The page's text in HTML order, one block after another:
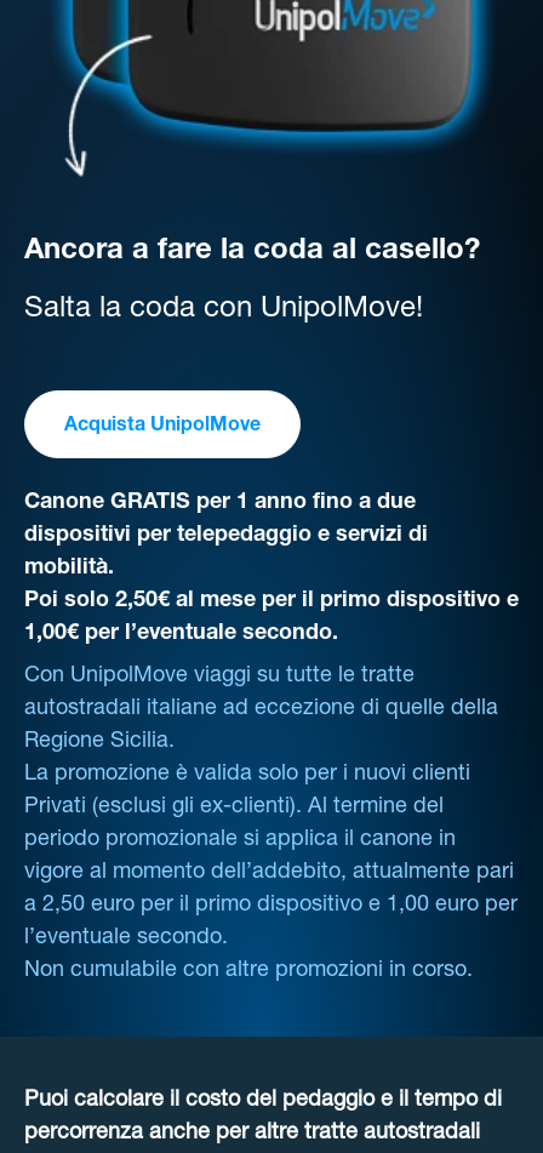
Ancora a fare la coda al casello?
Salta la coda con UnipolMove!
Acquista UnipolMove
Canone GRATIS per 1 anno fino a due
dispositivi per telepedaggio e servizi di
mobilità.
Poi solo 2,50€ al mese per il primo dispositivo e
1,00€ per l’eventuale secondo.
Con UnipolMove viaggi su tutte le tratte
autostradali italiane ad eccezione di quelle della
Regione Sicilia.
La promozione è valida solo per i nuovi clienti
Privati (esclusi gli ex-clienti). Al termine del
periodo promozionale si applica il canone in
vigore al momento dell’addebito, attualmente pari
a 2,50 euro per il primo dispositivo e 1,00 euro per
l’eventuale secondo.
Non cumulabile con altre promozioni in corso.
Puoi calcolare il costo del pedaggio e il tempo di
percorrenza anche per altre tratte autostradali